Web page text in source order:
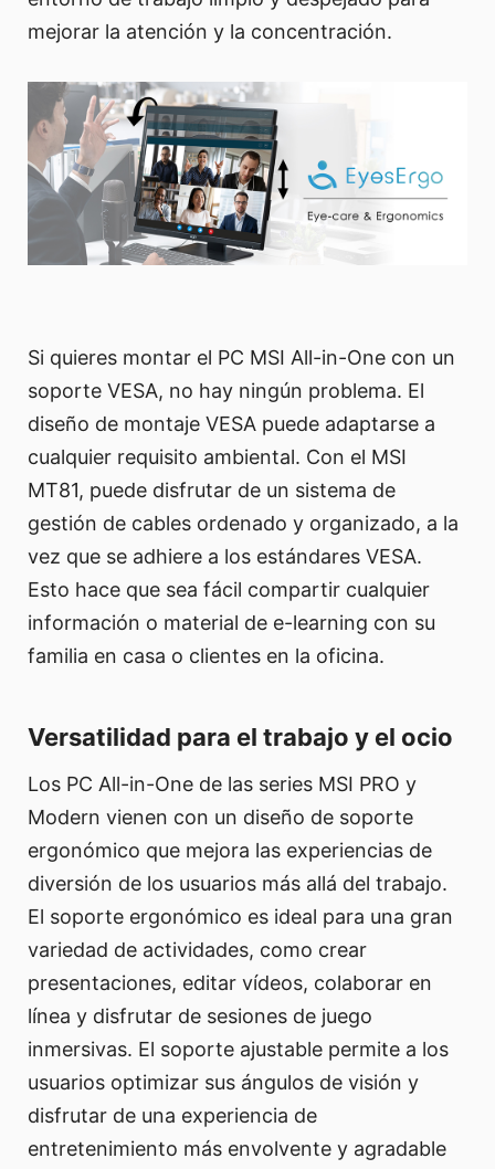
mejorar la atención y la concentración.
Si quieres montar el PC MSI All-in-One con un
soporte VESA, no hay ningún problema. El
diseño de montaje VESA puede adaptarse a
cualquier requisito ambiental. Con el MSI
MT81, puede disfrutar de un sistema de
gestión de cables ordenado y organizado, a la
vez que se adhiere a los estándares VESA.
Esto hace que sea fácil compartir cualquier
información o material de e-learning con su
familia en casa o clientes en la oficina.
Versatilidad para el trabajo y el ocio
Los PC All-in-One de las series MSI PRO y
Modern vienen con un diseño de soporte
ergonómico que mejora las experiencias de
diversión de los usuarios más allá del trabajo.
El soporte ergonómico es ideal para una gran
variedad de actividades, como crear
presentaciones, editar vídeos, colaborar en
línea y disfrutar de sesiones de juego
inmersivas. El soporte ajustable permite a los
usuarios optimizar sus ángulos de visión y
disfrutar de una experiencia de
entretenimiento más envolvente y agradable